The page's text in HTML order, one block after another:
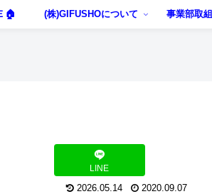
🏠 (株)GIFUSHOについて 事業部取組
LINE
2026.05.14 2020.09.07